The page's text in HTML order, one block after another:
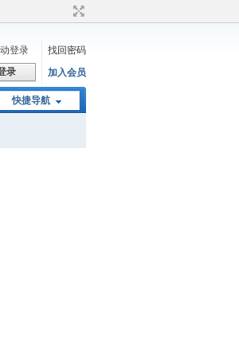
登录
找回密码
录 加入会员
快捷导航